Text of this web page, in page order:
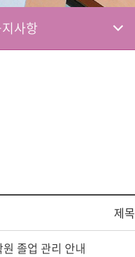
석사과정
선교대학원
교육대학원
상담대학원
사항
제목
졸업 관리 안내